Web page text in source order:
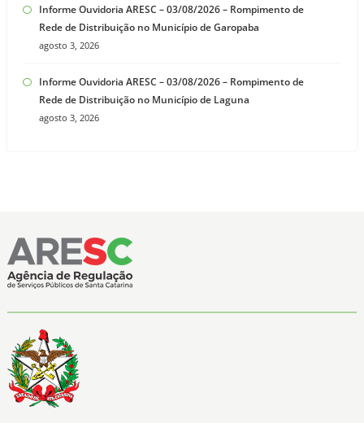
Informe Ouvidoria ARESC – 03/08/2026 – Rompimento de
Rede de Distribuição no Município de Garopaba
agosto 3, 2026
Informe Ouvidoria ARESC – 03/08/2026 – Rompimento de
Rede de Distribuição no Município de Laguna
agosto 3, 2026